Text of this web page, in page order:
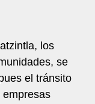
los
se
el tránsito